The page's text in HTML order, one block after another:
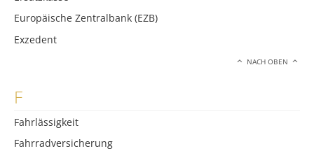
Europäische Zentralbank (EZB)
Exzedent
NACH OBEN
F
Fahrlässigkeit
Fahrradversicherung